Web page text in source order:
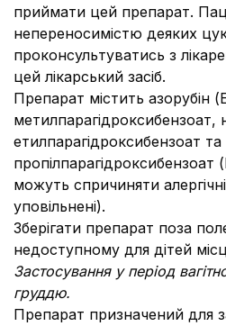
приймати цей препарат.
непереносимістю деяких
проконсультуватись з
цей лікарський засіб.
Препарат містить азорубін
метилпарагідроксибензоат,
етилпарагідроксибензоат та
пропілпарагідроксибензоат
можуть спричиняти
уповільнені).
Зберігати препарат поза
недоступному для дітей
Застосування у період
груддю.
Препарат призначений для